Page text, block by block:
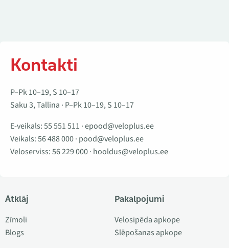
Kontakti
P–Pk 10–19, S 10–17
Saku 3, Tallina · P–Pk 10–19, S 10–17
E-veikals:55 551 511 ·epood@veloplus.ee
Veikals:56 488 000· pood@veloplus.ee
Veloserviss:56 229 000· hooldus@veloplus.ee
Atklāj
Zīmoli
Blogs
Pakalpojumi
Velosipēda apkope
Slēpošanas apkope